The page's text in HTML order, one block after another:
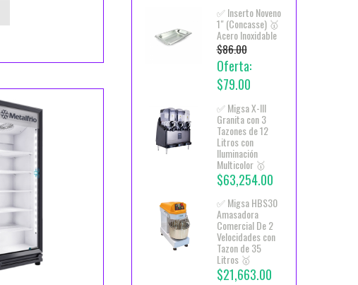
✅ Inserto Noveno
1" (Concasse) 🥇
Acero Inoxidable
$86.00
Oferta:
$79.00
✅ Migsa X-III
Granita con 3
Tazones de 12
Litros con
Iluminación
Multicolor 🥇
$63,254.00
✅ Migsa HBS30
Amasadora
Comercial De 2
Velocidades con
Tazon de 35
Litros 🥇
$21,663.00